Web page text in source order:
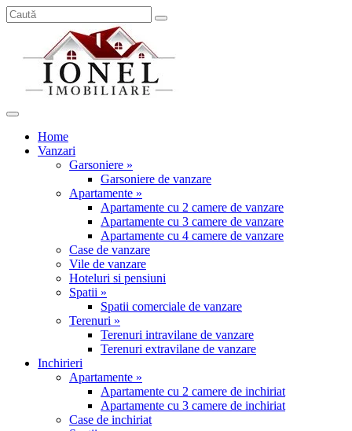
Home
Vanzari
Garsoniere »
Garsoniere de vanzare
Apartamente »
Apartamente cu 2 camere de vanzare
Apartamente cu 3 camere de vanzare
Apartamente cu 4 camere de vanzare
Case de vanzare
Vile de vanzare
Hoteluri si pensiuni
Spatii »
Spatii comerciale de vanzare
Terenuri »
Terenuri intravilane de vanzare
Terenuri extravilane de vanzare
Inchirieri
Apartamente »
Apartamente cu 2 camere de inchiriat
Apartamente cu 3 camere de inchiriat
Case de inchiriat